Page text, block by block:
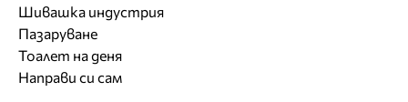
Шивашка индустрия
Пазаруване
Тоалет на деня
Направи си сам